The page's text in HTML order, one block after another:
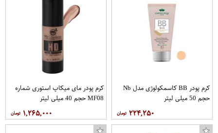
کرم پودر BB کاسمکولوژی مدل Nb
حجم 50 میلی لیتر
۲۲۴,۲۵۰
کرم پودر مای میکاپ استوری شماره
MF08 حجم 40 میلی لیتر
۱,۲۶۵,۰۰۰